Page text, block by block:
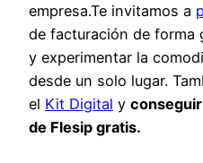
empresa.Te invitamos a
de facturación de forma
y experimentar la
desde un solo lugar.
el Kit Digital y
de Flesip gratis.